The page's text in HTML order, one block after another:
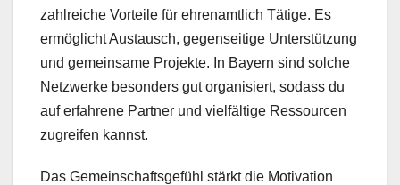
zahlreiche Vorteile für ehrenamtlich Tätige. Es
ermöglicht Austausch, gegenseitige Unterstützung
und gemeinsame Projekte. In Bayern sind solche
Netzwerke besonders gut organisiert, sodass du
auf erfahrene Partner und vielfältige Ressourcen
zugreifen kannst.
Das Gemeinschaftsgefühl stärkt die Motivation